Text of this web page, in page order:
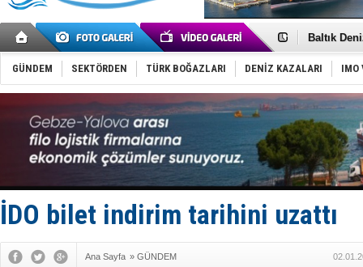
Keşfedildi:
Fairline,
Baltık
Runit
Dünyanın
Türk
Hüseyin
Hat-San
Med
Tekne,
GÜNDEM SEKTÖRDEN TÜRK BOĞAZLARI DENİZ KAZALARI IMO
İDO bilet indirim tarihini uzattı
Ana Sayfa » GÜNDEM